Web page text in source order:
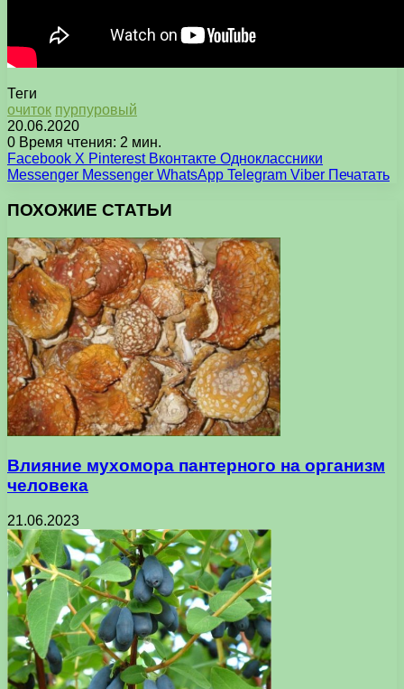
Теги
очиток пурпуровый
20.06.2020
0 Время чтения: 2 мин.
Facebook X Pinterest Вконтакте Одноклассники
Messenger Messenger WhatsApp Telegram Viber Печатать
ПОХОЖИЕ СТАТЬИ
Влияние мухомора пантерного на организм
человека
21.06.2023